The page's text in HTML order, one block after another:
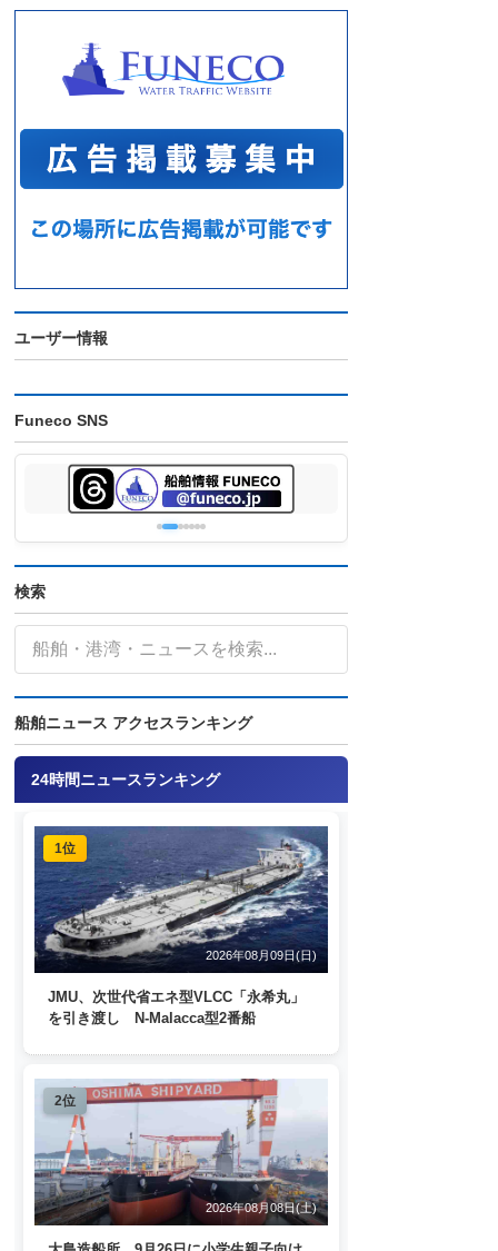
ユーザー情報
Funeco SNS
検索
船舶ニュース アクセスランキング
24時間ニュースランキング
1位
2026年08月09日(日)
JMU、次世代省エネ型VLCC「永希丸」
を引き渡し N-Malacca型2番船
2位
2026年08月08日(土)